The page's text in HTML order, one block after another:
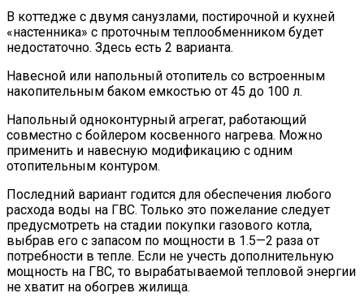
В коттедже с двумя санузлами, постирочной и кухней
«настенника» с проточным теплообменником будет
недостаточно. Здесь есть 2 варианта.
Навесной или напольный отопитель со встроенным
накопительным баком емкостью от 45 до 100 л.
Напольный одноконтурный агрегат, работающий
совместно с бойлером косвенного нагрева. Можно
применить и навесную модификацию с одним
отопительным контуром.
Последний вариант годится для обеспечения любого
расхода воды на ГВС. Только это пожелание следует
предусмотреть на стадии покупки газового котла,
выбрав его с запасом по мощности в 1.5—2 раза от
потребности в тепле. Если не учесть дополнительную
мощность на ГВС, то вырабатываемой тепловой энергии
не хватит на обогрев жилища.